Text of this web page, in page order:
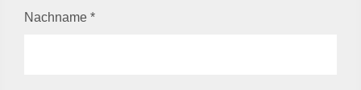
Nachname *